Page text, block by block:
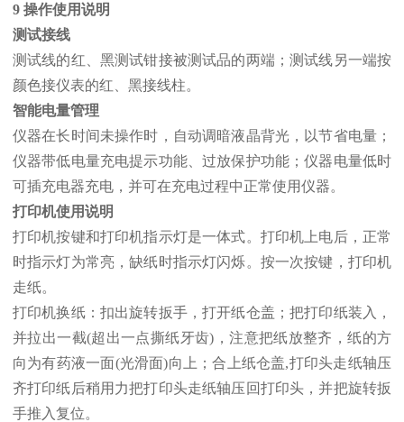
9 操作使用说明
测试接线
测试线的红、黑测试钳接被测试品的两端；测试线另一端按
颜色接仪表的红、黑接线柱。
智能电量管理
仪器在长时间未操作时，自动调暗液晶背光，以节省电量；
仪器带低电量充电提示功能、过放保护功能；仪器电量低时
可插充电器充电，并可在充电过程中正常使用仪器。
打印机使用说明
打印机按键和打印机指示灯是一体式。打印机上电后，正常
时指示灯为常亮，缺纸时指示灯闪烁。按一次按键，打印机
走纸。
打印机换纸：扣出旋转扳手，打开纸仓盖；把打印纸装入，
并拉出一截(超出一点撕纸牙齿)，注意把纸放整齐，纸的方
向为有药液一面(光滑面)向上；合上纸仓盖,打印头走纸轴压
齐打印纸后稍用力把打印头走纸轴压回打印头，并把旋转扳
手推入复位。